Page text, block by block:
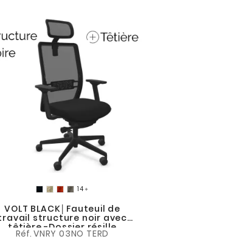

VOLT BLACK│Fauteuil de
structure noir avec
têtière -Dossier résille
Réf.VNRY 03NO TERD